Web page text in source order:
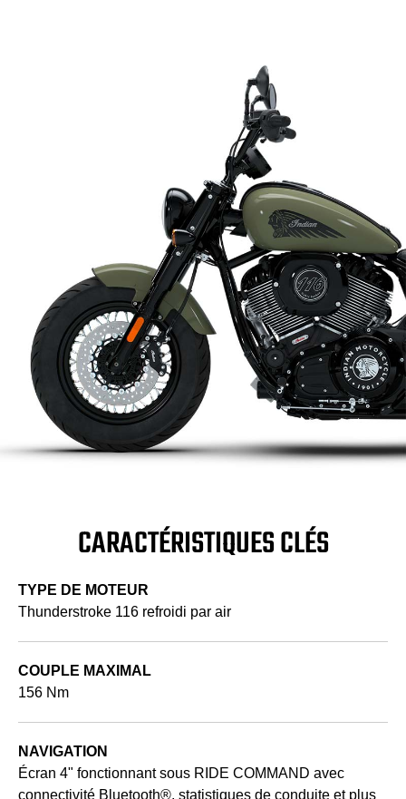
CARACTÉRISTIQUES CLÉS
TYPE DE MOTEUR
Thunderstroke 116 refroidi par air
COUPLE MAXIMAL
156 Nm
NAVIGATION
Écran 4" fonctionnant sous RIDE COMMAND avec
connectivité Bluetooth®, statistiques de conduite et plus